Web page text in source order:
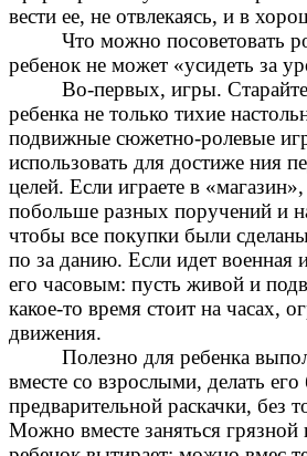
вести ее, не отвлекаясь, и в
Что можно посоветовать
ребенок не может «усидеть за
Во-первых, игры.
ребенка не только тихие
подвижные сюжетно-ролевые
использовать для достиже ния
целей. Если играете в
побольше разных поручений и
чтобы все покупки были
по за данию. Если идет военная
его часовым: пусть живой и
какое-то время стоит на часах,
движения.
Полезно для ребенка
вместе со взрослыми, делать его
предварительной раскачки, без
Можно вместе заняться